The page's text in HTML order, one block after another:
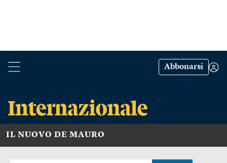
Abbonarsi
IL NUOVO DE MAURO